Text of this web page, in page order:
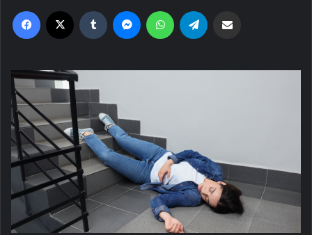
Facebook Tumblr MessengerWhatsApp